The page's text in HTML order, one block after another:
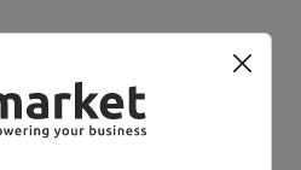
w
kategorii: